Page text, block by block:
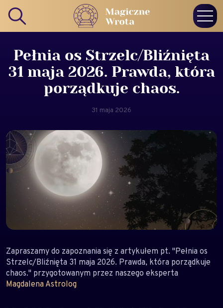
Pełnia os Strzelc/Bliźnięta
31 maja 2026. Prawda, która
porządkuje chaos.
31 maja 2026
Zapraszamy do zapoznania się z artykułem pt. "Pełnia os
Strzelc/Bliźnięta 31 maja 2026. Prawda, która porządkuje
chaos." przygotowanym przez naszego eksperta
Magdalena Astrolog